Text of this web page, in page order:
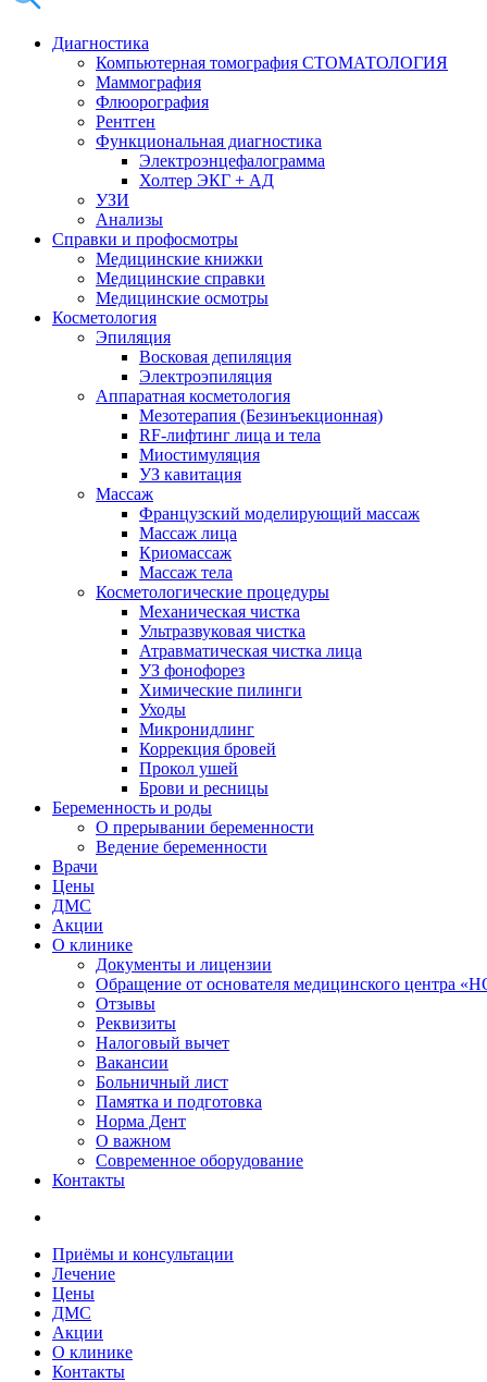
Диагностика
Компьютерная томография СТОМАТОЛОГИЯ
Маммография
Флюорография
Рентген
Функциональная диагностика
Электроэнцефалограмма
Холтер ЭКГ + АД
УЗИ
Анализы
Справки и профосмотры
Медицинские книжки
Медицинские справки
Медицинские осмотры
Косметология
Эпиляция
Восковая депиляция
Электроэпиляция
Аппаратная косметология
Мезотерапия (Безинъекционная)
RF-лифтинг лица и тела
Миостимуляция
УЗ кавитация
Массаж
Французский моделирующий массаж
Массаж лица
Криомассаж
Массаж тела
Косметологические процедуры
Механическая чистка
Ультразвуковая чистка
Атравматическая чистка лица
УЗ фонофорез
Химические пилинги
Уходы
Микронидлинг
Коррекция бровей
Прокол ушей
Брови и ресницы
Беременность и роды
О прерывании беременности
Ведение беременности
Врачи
Цены
ДМС
Акции
О клинике
Документы и лицензии
Обращение от основателя медицинского центра
Отзывы
Реквизиты
Налоговый вычет
Вакансии
Больничный лист
Памятка и подготовка
Норма Дент
О важном
Современное оборудование
Контакты
Приёмы и консультации
Лечение
Цены
ДМС
Акции
О клинике
Контакты